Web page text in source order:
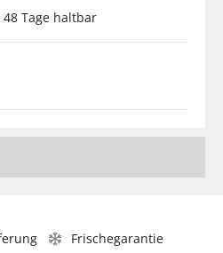
Tage haltbar
Frischegarantie